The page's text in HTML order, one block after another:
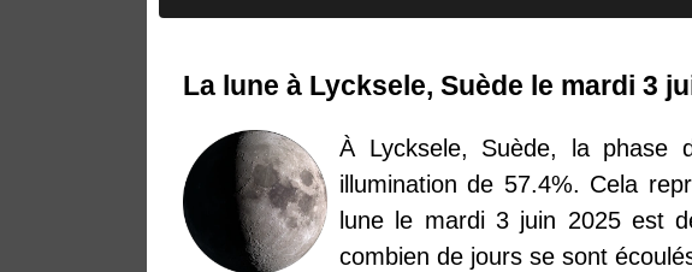
La lune à Lycksele, Suède le mardi 3
À Lycksele, Suède, la phase
illumination de 57.4%. Cela
lune le mardi 3 juin 2025 est
combien de jours se sont